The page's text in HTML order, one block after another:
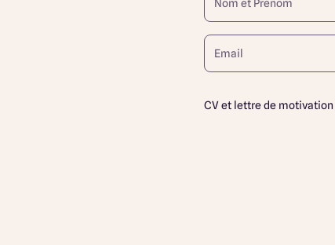
CV et lettre de motivation